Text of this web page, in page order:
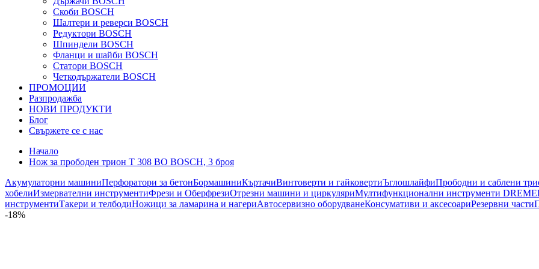
Скоби BOSCH
Шалтери и реверси BOSCH
Редуктори BOSCH
Шпиндели BOSCH
Фланци и шайби BOSCH
Статори BOSCH
Четкодържатели BOSCH
ПРОМОЦИИ
Разпродажба
НОВИ ПРОДУКТИ
Блог
Свържете се с нас
Начало
Нож за прободен трион T 308 BO BOSCH, 3 броя
Акумулаторни машиниПерфоратори за бетонБормашиниКъртачиВинтоверти и гайковертиЪглошлайфиПрободни и саблени
хобелиИзмервателни инструментиФрези и ОберфрезиОтрезни машини и циркуляриМултифункционални инструменти
инструментиТакери и телбодиНожици за ламарина и нагериАвтосервизно оборудванеКонсумативи и аксесоариРезервни части
-18%